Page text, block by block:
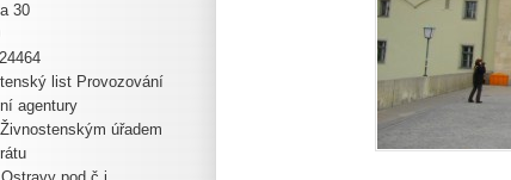
30
list Provozování
agentury
úřadem